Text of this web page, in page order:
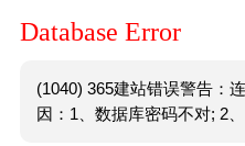
Database Error
(1040) 365建站错误警告：
因：1、数据库密码不对; 2